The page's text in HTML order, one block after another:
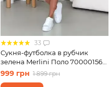
33
Сукня-футболка в рубчик
зелена Merlini Поло 700001565
розмір S-M
999 грн 1 899 грн